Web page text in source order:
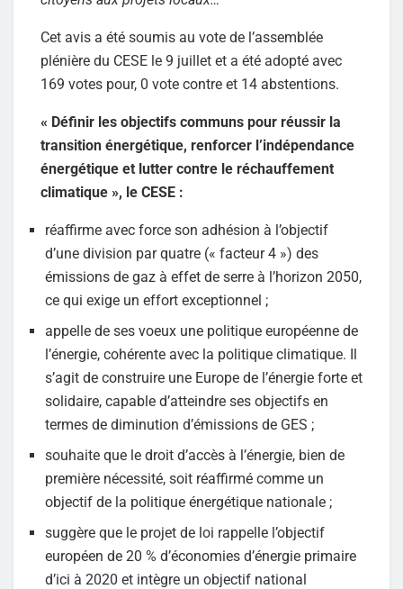
Cet avis a été soumis au vote de l’assemblée
plénière du CESE le 9 juillet et a été adopté avec
169 votes pour, 0 vote contre et 14 abstentions.
« Définir les objectifs communs pour réussir la
transition énergétique, renforcer l’indépendance
énergétique et lutter contre le réchauffement
climatique », le CESE :
réaffirme avec force son adhésion à l’objectif
d’une division par quatre (« facteur 4 ») des
émissions de gaz à effet de serre à l’horizon 2050,
ce qui exige un effort exceptionnel ;
appelle de ses voeux une politique européenne de
l’énergie, cohérente avec la politique climatique. Il
s’agit de construire une Europe de l’énergie forte et
solidaire, capable d’atteindre ses objectifs en
termes de diminution d’émissions de GES ;
souhaite que le droit d’accès à l’énergie, bien de
première nécessité, soit réaffirmé comme un
objectif de la politique énergétique nationale ;
suggère que le projet de loi rappelle l’objectif
européen de 20 % d’économies d’énergie primaire
d’ici à 2020 et intègre un objectif national